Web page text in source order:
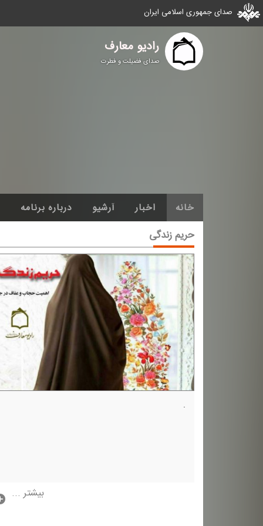
صدای جمهوری اسلامی ایران
رادیو معارف
صدای فضیلت و فطرت
خانه اخبار آرشیو درباره برنامه
حریم زندگی
.
بیشتر ...